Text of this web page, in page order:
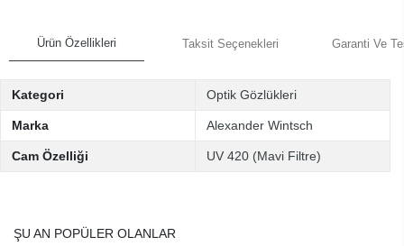
Ürün Özellikleri Taksit Seçenekleri Garanti Ve
Kategori Optik Gözlükleri
Marka Alexander Wintsch
Cam Özelliği UV 420 (Mavi Filtre)
ŞU AN POPÜLER OLANLAR